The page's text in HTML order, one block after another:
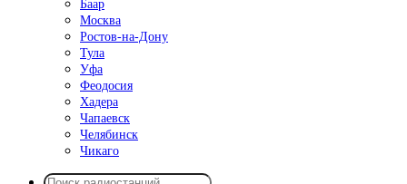
Баар
Москва
Ростов-на-Дону
Тула
Уфа
Феодосия
Хадера
Чапаевск
Челябинск
Чикаго